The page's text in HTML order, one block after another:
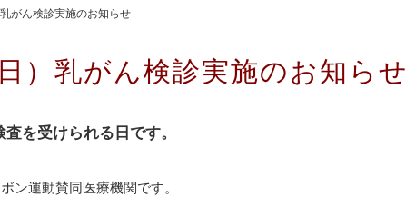
がん検診実施のお知らせ
）乳がん検診実施のお知らせ
を受けられる日です。
ン運動賛同医療機関です。